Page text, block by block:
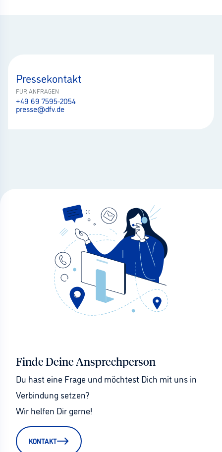
Pressekontakt
FÜR ANFRAGEN
+49 69 7595-2054
presse@dfv.de
Finde Deine Ansprechperson
Du hast eine Frage und möchtest Dich mit uns in
Verbindung setzen?
Wir helfen Dir gerne!
KONTAKT